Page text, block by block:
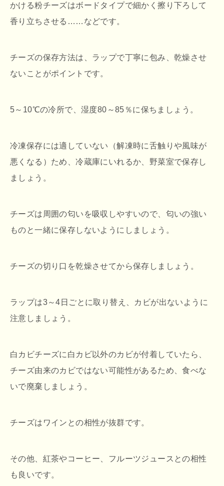
かける粉チーズはボードタイプで細かく擦り下ろして
香り立ちさせる……などです。
チーズの保存方法は、ラップで丁寧に包み、乾燥させ
ないことがポイントです。
5～10℃の冷所で、湿度80～85％に保ちましょう。
冷凍保存には適していない（解凍時に舌触りや風味が
悪くなる）ため、冷蔵庫にいれるか、野菜室で保存し
ましょう。
チーズは周囲の匂いを吸収しやすいので、匂いの強い
ものと一緒に保存しないようにしましょう。
チーズの切り口を乾燥させてから保存しましょう。
ラップは3～4日ごとに取り替え、カビが出ないように
注意しましょう。
白カビチーズに白カビ以外のカビが付着していたら、
チーズ由来のカビではない可能性があるため、食べな
いで廃棄しましょう。
チーズはワインとの相性が抜群です。
その他、紅茶やコーヒー、フルーツジュースとの相性
も良いです。